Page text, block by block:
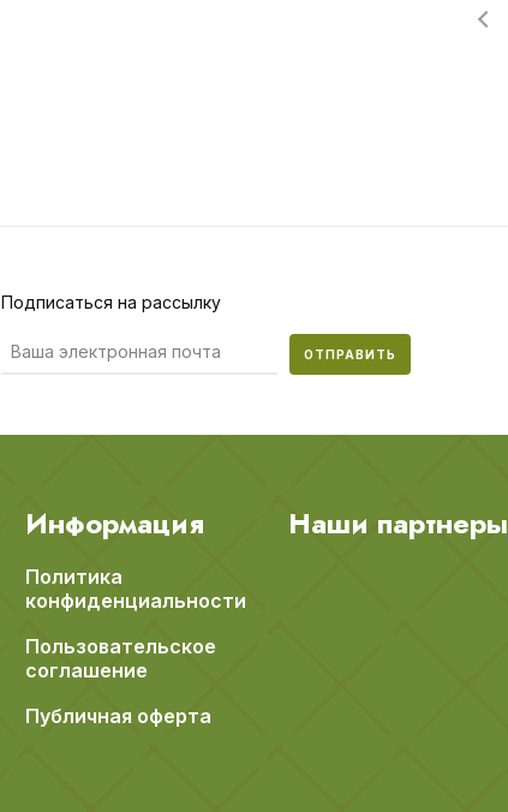
Подписаться на рассылку
ОТПРАВИТЬ
Информация
Политика
конфиденциальности
Пользовательское
соглашение
Публичная оферта
Наши партнеры